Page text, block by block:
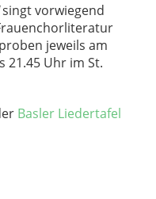
singt vorwiegend
jeweils am
21.45 Uhr im St.
Basler Liedertafel